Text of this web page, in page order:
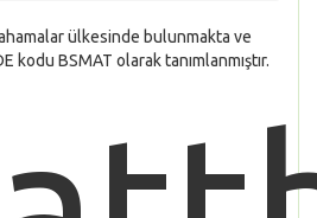
ülkesinde bulunmakta ve
kodu BSMAT olarak tanımlanmıştır.